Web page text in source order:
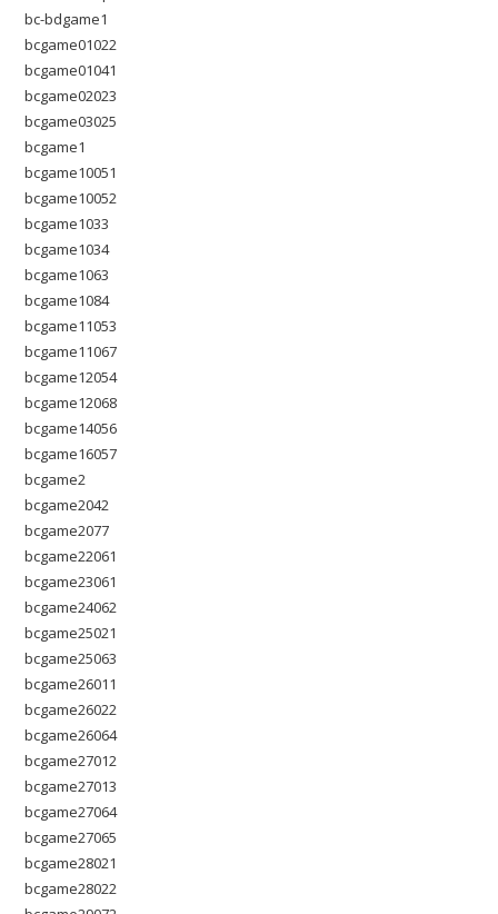
bc-bdgame1
bcgame01022
bcgame01041
bcgame02023
bcgame03025
bcgame1
bcgame10051
bcgame10052
bcgame1033
bcgame1034
bcgame1063
bcgame1084
bcgame11053
bcgame11067
bcgame12054
bcgame12068
bcgame14056
bcgame16057
bcgame2
bcgame2042
bcgame2077
bcgame22061
bcgame23061
bcgame24062
bcgame25021
bcgame25063
bcgame26011
bcgame26022
bcgame26064
bcgame27012
bcgame27013
bcgame27064
bcgame27065
bcgame28021
bcgame28022